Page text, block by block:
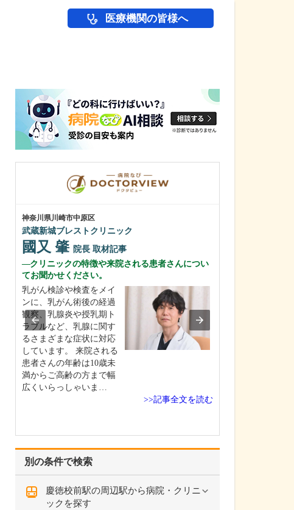
医療機関の皆様へ
別の条件で検索
慶徳校前駅の周辺駅から病院・クリニ
ックを探す
神奈川県川崎市中原区
武蔵新城ブレストクリニック
國又 肇 院長 取材記事
クリニックの特徴や来院される患者さんについ
てお聞かせください。
乳がん検診や検査をメイ
ンに、乳がん術後の経過
観察、乳腺炎や授乳期ト
ラブルなど、乳腺に関す
るさまざまな症状に対応
しています。 来院される
患者さんの年齢は10歳未
満からご高齢の方まで幅
広くいらっしゃいま…
>>記事全文を読む